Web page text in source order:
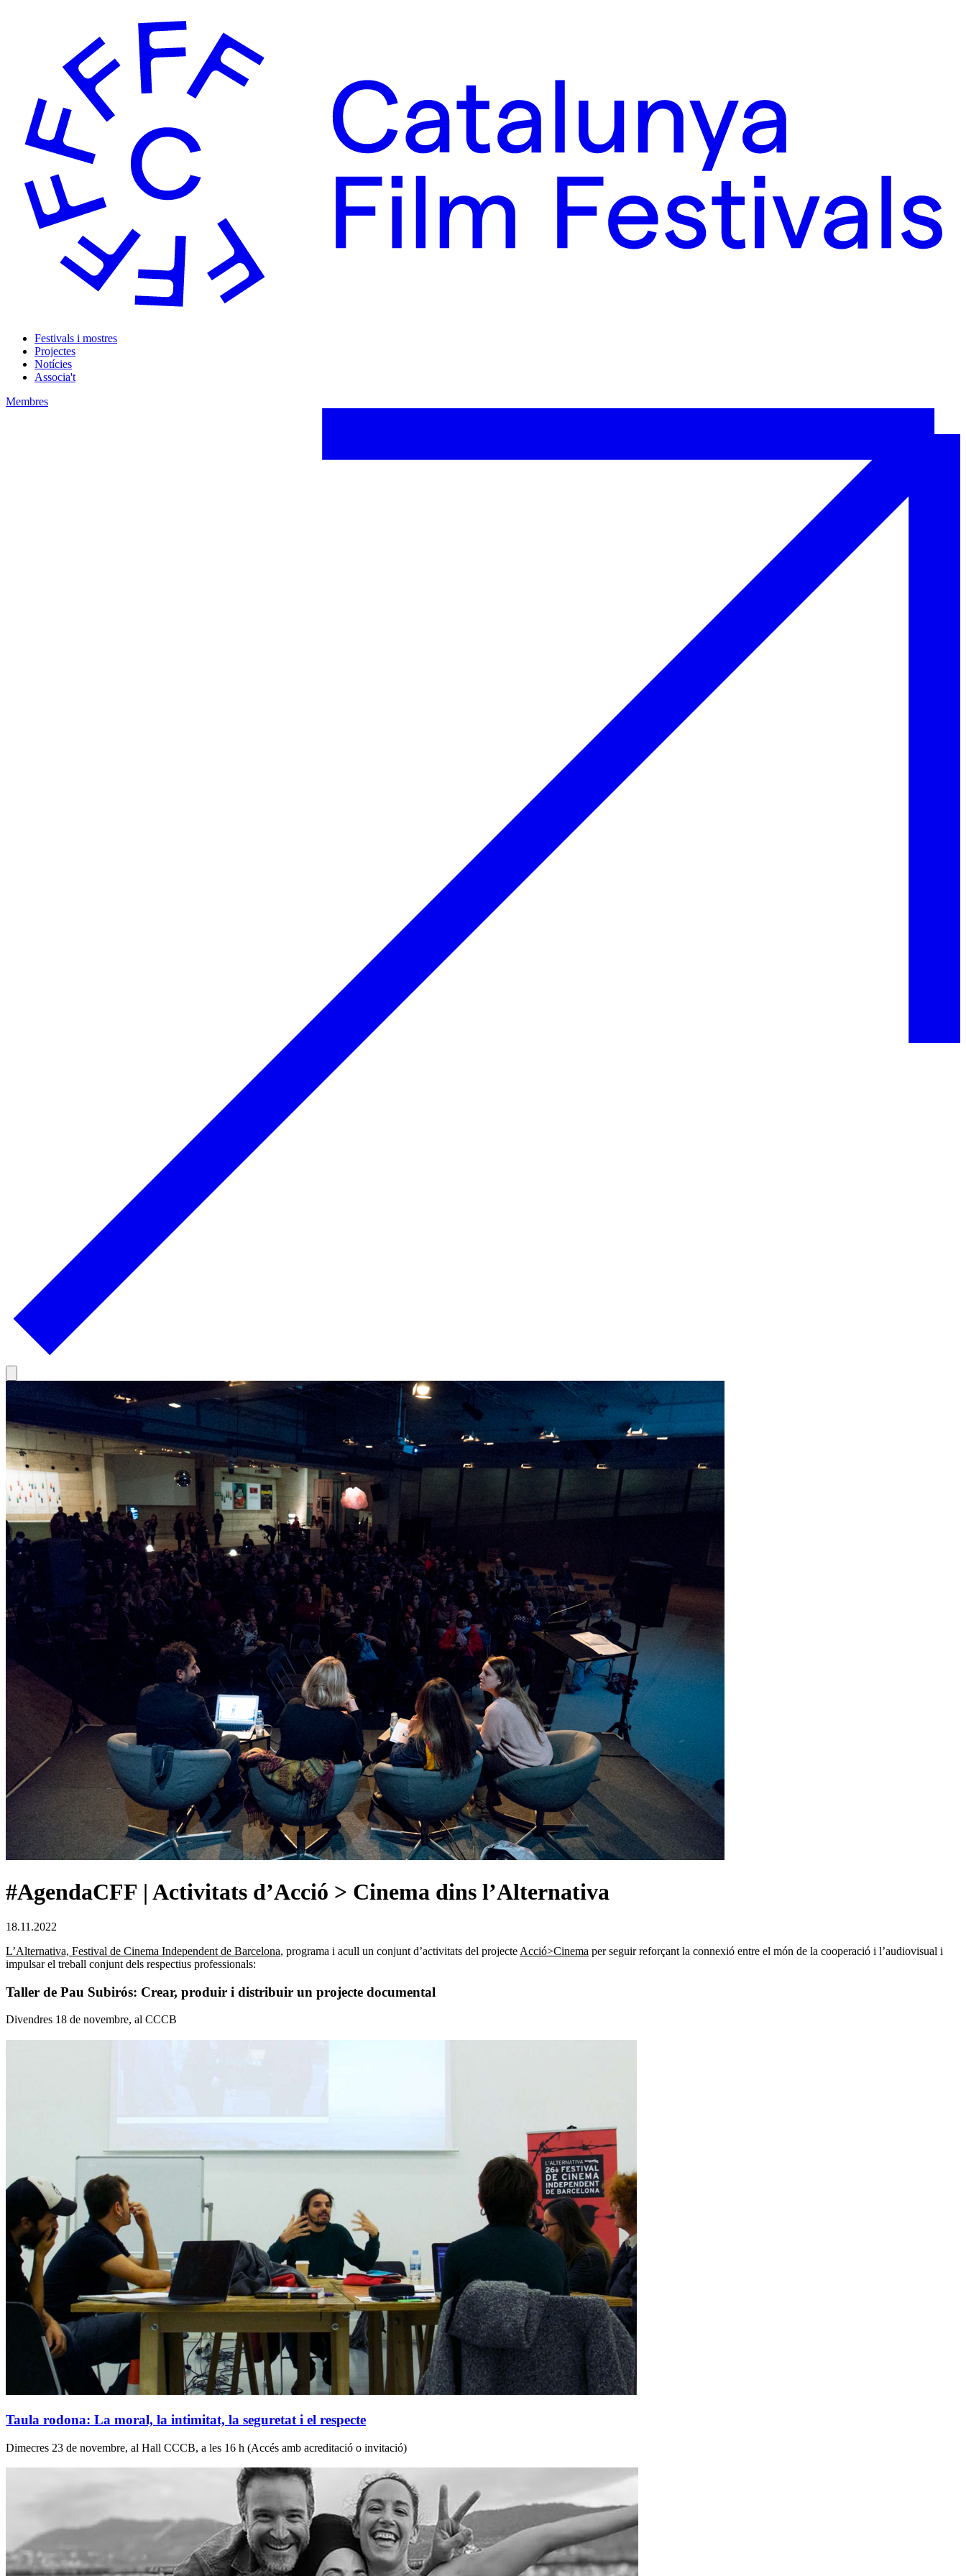
Festivals i mostres
Projectes
Notícies
Associa't
Membres
#AgendaCFF | Activitats d’Acció > Cinema dins l’Alternativa
18.11.2022
L’Alternativa, Festival de Cinema Independent de Barcelona, programa i acull un conjunt d’activitats del projecte Acció>Cinema per seguir reforçant la connexió entre el món de la cooperació i l’audiovisual i
impulsar el treball conjunt dels respectius professionals:
Taller de Pau Subirós: Crear, produir i distribuir un projecte documental
Divendres 18 de novembre, al CCCB
Taula rodona: La moral, la intimitat, la seguretat i el respecte
Dimecres 23 de novembre, al Hall CCCB, a les 16 h (Accés amb acreditació o invitació)